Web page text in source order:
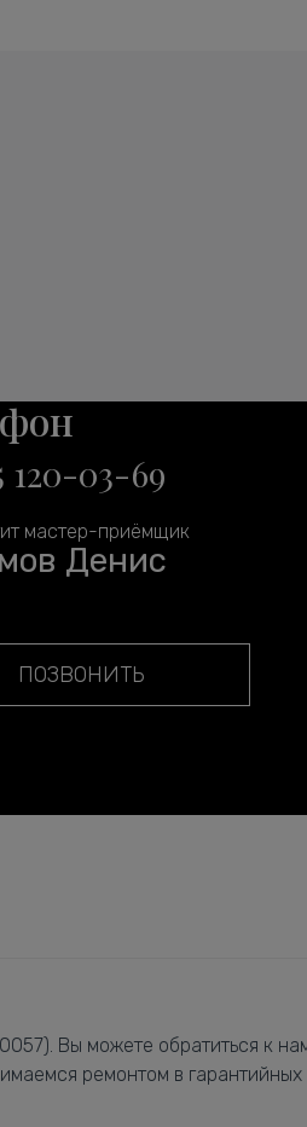
120-03-69
мастер-приёмщик
Денис
ПОЗВОНИТЬ
Вы можете обратиться к
ремонтом в